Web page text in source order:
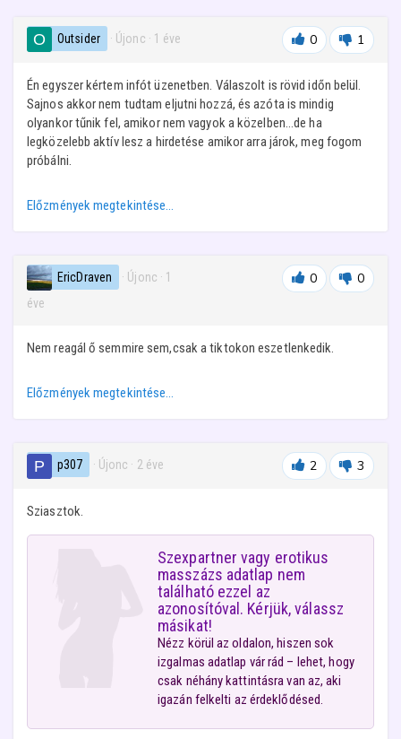
Outsider · Újonc · 1 éve 0 1
Én egyszer kértem infót üzenetben. Válaszolt is rövid időn belül.
Sajnos akkor nem tudtam eljutni hozzá, és azóta is mindig
olyankor tűnik fel, amikor nem vagyok a közelben...de ha
legközelebb aktív lesz a hirdetése amikor arra járok, meg fogom
próbálni.
Előzmények megtekintése…
EricDraven · Újonc · 1
éve
0 0
Nem reagál ő semmire sem,csak a tiktokon eszetlenkedik.
Előzmények megtekintése…
p307 · Újonc · 2 éve 2 3
Sziasztok.
Szexpartner vagy erotikus
masszázs adatlap nem
található ezzel az
azonosítóval. Kérjük, válassz
másikat!
Nézz körül az oldalon, hiszen sok
izgalmas adatlap vár rád – lehet, hogy
csak néhány kattintásra van az, aki
igazán felkelti az érdeklődésed.